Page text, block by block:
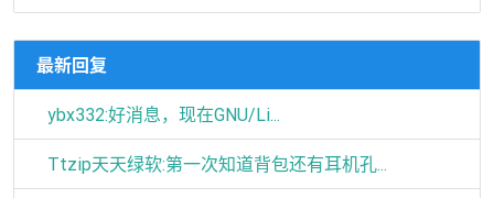
最新回复
ybx332:好消息，现在GNU/Li...
Ttzip天天绿软:第一次知道背包还有耳机孔...